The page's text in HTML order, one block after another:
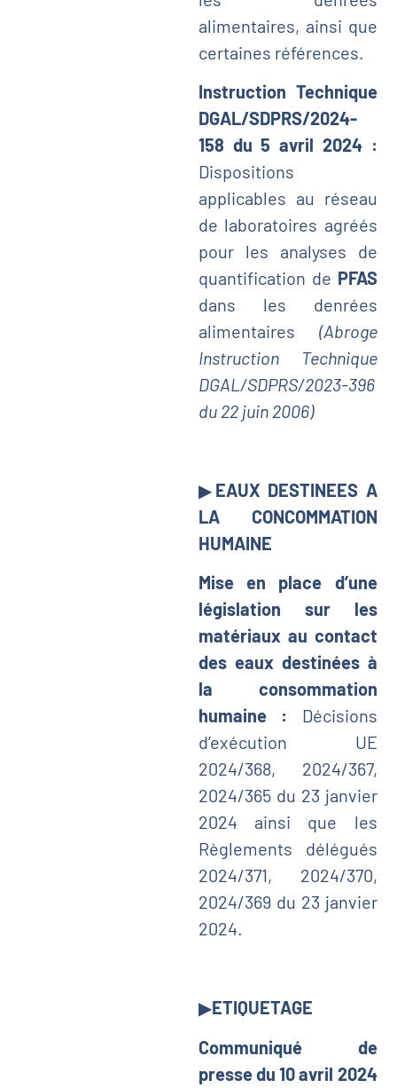
alimentaires, ainsi que
certaines références.
Instruction Technique
DGAL/SDPRS/2024-
158 du 5 avril 2024 :
Dispositions
applicables au réseau
de laboratoires agréés
pour les analyses de
quantification de PFAS
dans les denrées
alimentaires (Abroge
Instruction Technique
DGAL/SDPRS/2023-396
du 22 juin 2006)
▶ EAUX DESTINEES A
LA CONCOMMATION
HUMAINE
Mise en place d’une
législation sur les
matériaux au contact
des eaux destinées à
la consommation
humaine : Décisions
d’exécution UE
2024/368, 2024/367,
2024/365 du 23 janvier
2024 ainsi que les
Règlements délégués
2024/371, 2024/370,
2024/369 du 23 janvier
2024.
▶ETIQUETAGE
Communiqué de
presse du 10 avril 2024